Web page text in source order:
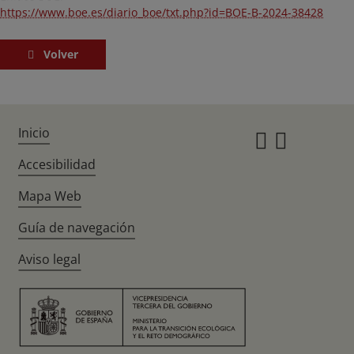
https://www.boe.es/diario_boe/txt.php?id=BOE-B-2024-38428
Volver
Inicio
Accesibilidad
Mapa Web
Guía de navegación
Aviso legal